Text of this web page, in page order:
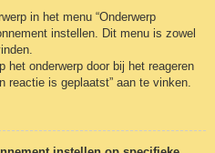
in het menu “Onderwerp
instellen. Dit menu is zowel
het onderwerp door bij het reageren
reactie is geplaatst” aan te vinken.